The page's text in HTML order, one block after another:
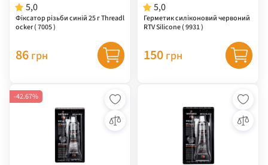
5,0
Фіксатор різьби синій 25 г Threadl
ocker ( 7005 )
86 грн
5,0
Герметик силіконовий червоний
RTV Silicone ( 9931 )
150 грн
-42.67%